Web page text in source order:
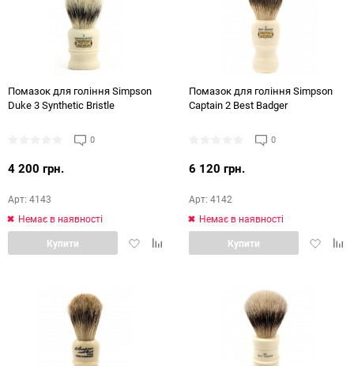
Помазок для гоління Simpson
Duke 3 Synthetic Bristle
0
4 200 грн.
Арт: 4143
Немає в наявності
ДодатиДодати
Купити
Помазок для гоління Simpson
Captain 2 Best Badger
0
6 120 грн.
Арт: 4142
Немає в наявності
Додати
Купити